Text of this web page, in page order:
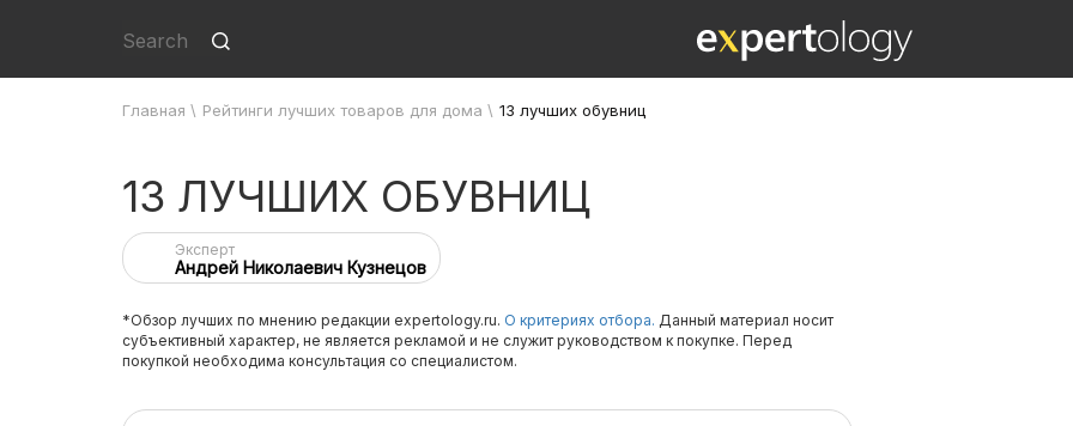
Главная \ Рейтинги лучших товаров для дома \ 13 лучших обувниц
13 ЛУЧШИХ ОБУВНИЦ
Эксперт
Андрей Николаевич Кузнецов
*Обзор лучших по мнению редакции expertology.ru. О критериях отбора. Данный материал носит
субъективный характер, не является рекламой и не служит руководством к покупке. Перед
покупкой необходима консультация со специалистом.